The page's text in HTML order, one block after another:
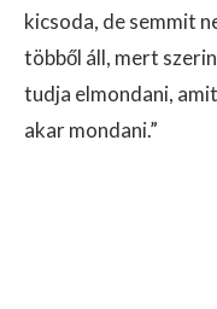
kicsoda, de semmit
többől áll, mert
tudja elmondani,
akar mondani.”